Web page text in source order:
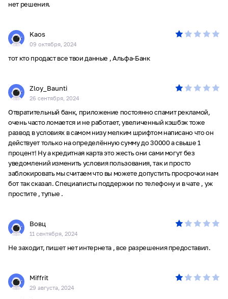
нет решения.
Kaos
09 октября, 2024
тот кто продаст все твои данные , Альфа-Банк
Zloy_Baunti
26 сентября, 2024
Отвратительный банк, приложение постоянно спамит рекламой,
очень часто ломается и не работает, увеличенный кэшбэк тоже
развод в условиях в самом низу мелким шрифтом написано что он
действует только на определённую сумму до 30000 а свыше 1
процент! Ну а кредитная карта это жесть они сами могут без
уведомлений изменить условия пользования, так и просто
заблокировать мы считаем что вы можете допустить просрочки нам
бот так сказал. Специалисты поддержки по телефону и в чате , уж
простите , тупые .
Вовц
11 сентября, 2024
Не заходит, пишет нет интернета , все разрешения предоставил.
Miffrit
29 августа, 2024